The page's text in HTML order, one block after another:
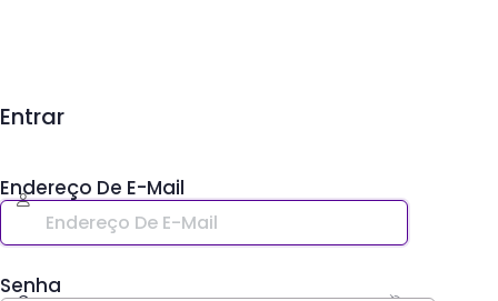
Entrar
Endereço De E-Mail
Senha